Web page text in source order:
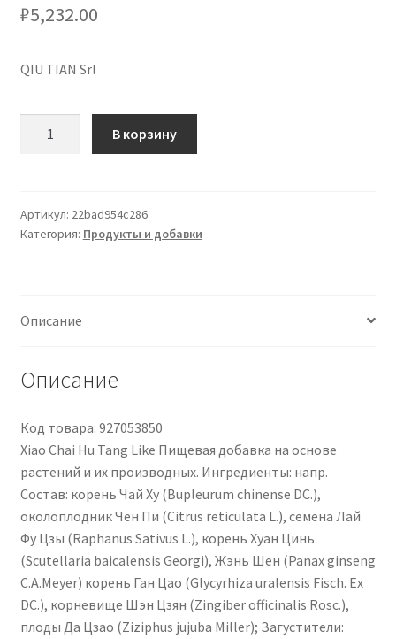
₽5,232.00
QIU TIAN Srl
Hu
Tang
100
В корзину
Артикул: 22bad954c286
Категория: Продукты и добавки
Описание
Описание
Код товара: 927053850
Xiao Chai Hu Tang Like Пищевая добавка на основе
растений и их производных. Ингредиенты: напр.
Состав: корень Чай Ху (Bupleurum chinense DC.),
околоплодник Чен Пи (Citrus reticulata L.), семена Лай
Фу Цзы (Raphanus Sativus L.), корень Хуан Цинь
(Scutellaria baicalensis Georgi), Жэнь Шен (Panax ginseng
C.A.Meyer) корень Ган Цао (Glycyrhiza uralensis Fisch. Ex
DC.), корневище Шэн Цзян (Zingiber officinalis Rosc.),
плоды Да Цзао (Ziziphus jujuba Miller); Загустители: